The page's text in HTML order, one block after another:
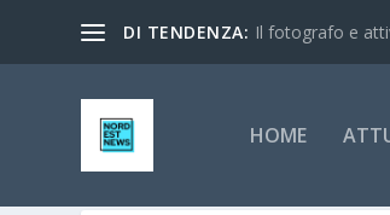
DI TENDENZA: Il fotografo e
HOME